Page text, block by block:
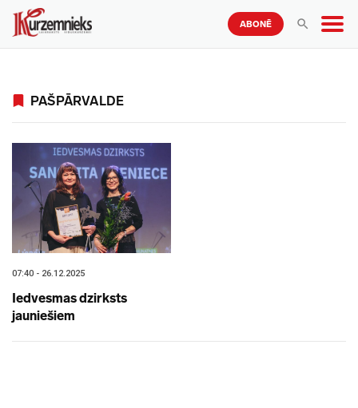
ABONĒ
PAŠPĀRVALDE
07:40 - 26.12.2025
Iedvesmas dzirksts
jauniešiem